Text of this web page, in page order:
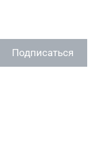
Подписаться